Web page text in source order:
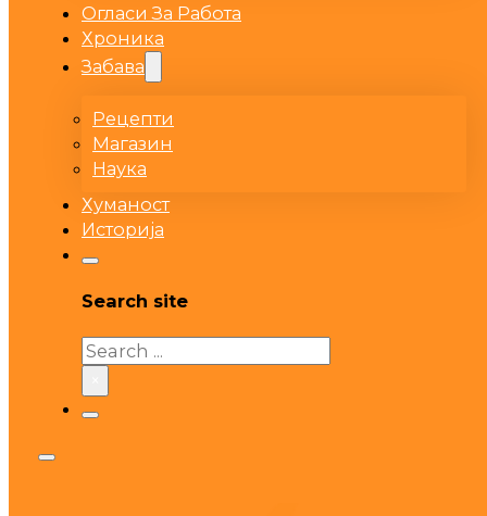
Огласи За Работа
Хроника
Забава
Рецепти
Магазин
Наука
Хуманост
Историја
Search site
Search